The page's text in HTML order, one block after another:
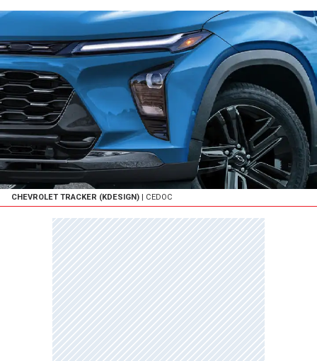
CHEVROLET TRACKER (KDESIGN) | CEDOC